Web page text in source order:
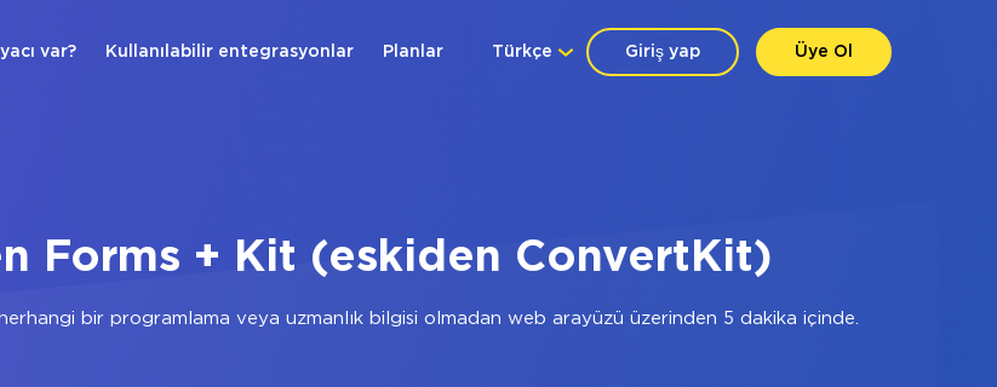
Giriş yap Üye Ol
Türkçe
var? Kullanılabilir entegrasyonlar Planlar
Forms + Kit (eskiden ConvertKit)
herhangi bir programlama veya uzmanlık bilgisi olmadan web arayüzü üzerinden 5 dakika içinde.